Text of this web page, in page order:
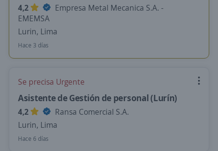
4,2
Empresa Metal Mecanica S.A. -
EMEMSA
Lurin, Lima
Hace 3 días
Se precisa Urgente
Asistente de Gestión de personal (Lurín)
4,2
Ransa Comercial S.A.
Lurin, Lima
Hace 6 días